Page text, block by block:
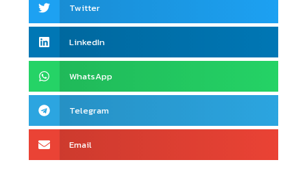
Twitter
LinkedIn
WhatsApp
Telegram
Email